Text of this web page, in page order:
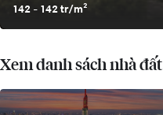
142 - 142 tr/m²
Xem danh sách nhà đất